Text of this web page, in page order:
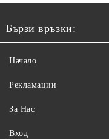
Бързи връзки:
Начало
Рекламации
За Нас
Вход